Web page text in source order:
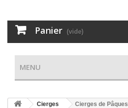
Panier (vide)
MENU
Cierges Cierges de Pâques